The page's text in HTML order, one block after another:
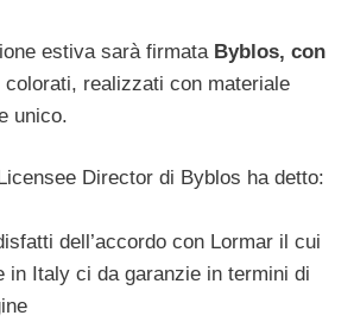
estiva sarà firmata Byblos, con
colorati, realizzati con materiale
unico.
Director di Byblos ha detto:
dell’accordo con Lormar il cui
in Italy ci da garanzie in termini di